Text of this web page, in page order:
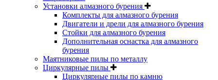
Установки алмазного бурения
Комплекты для алмазного бурения
Двигатели и дрели для алмазного бурения
Стойки для алмазного бурения
Дополнительная оснастка для алмазного
бурения
Маятниковые пилы по металлу
Циркулярные пилы
Циркулярные пилы по камню